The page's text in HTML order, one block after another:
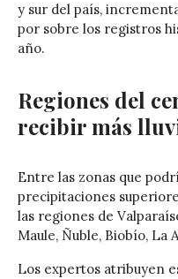
y sur del país,
por sobre los registros
año.
Regiones del
recibir más
Entre las zonas que
precipitaciones
las regiones de
Maule, Ñuble, Biobío, La
Los expertos atribuyen